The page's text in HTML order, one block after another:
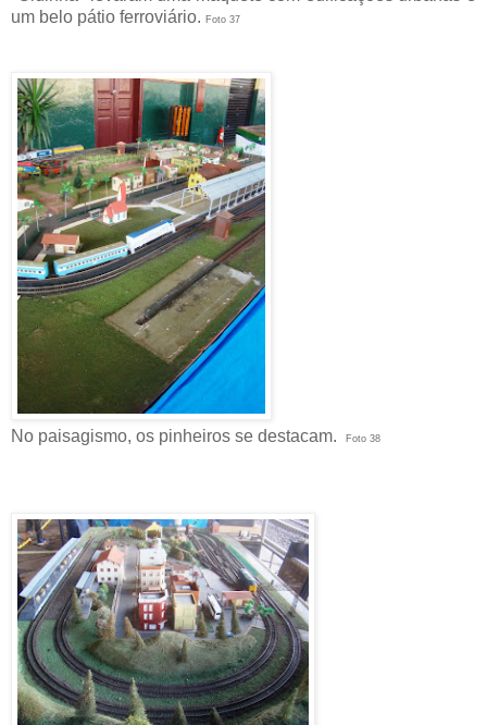
um belo pátio ferroviário. Foto 37
No paisagismo, os pinheiros se destacam. Foto 38